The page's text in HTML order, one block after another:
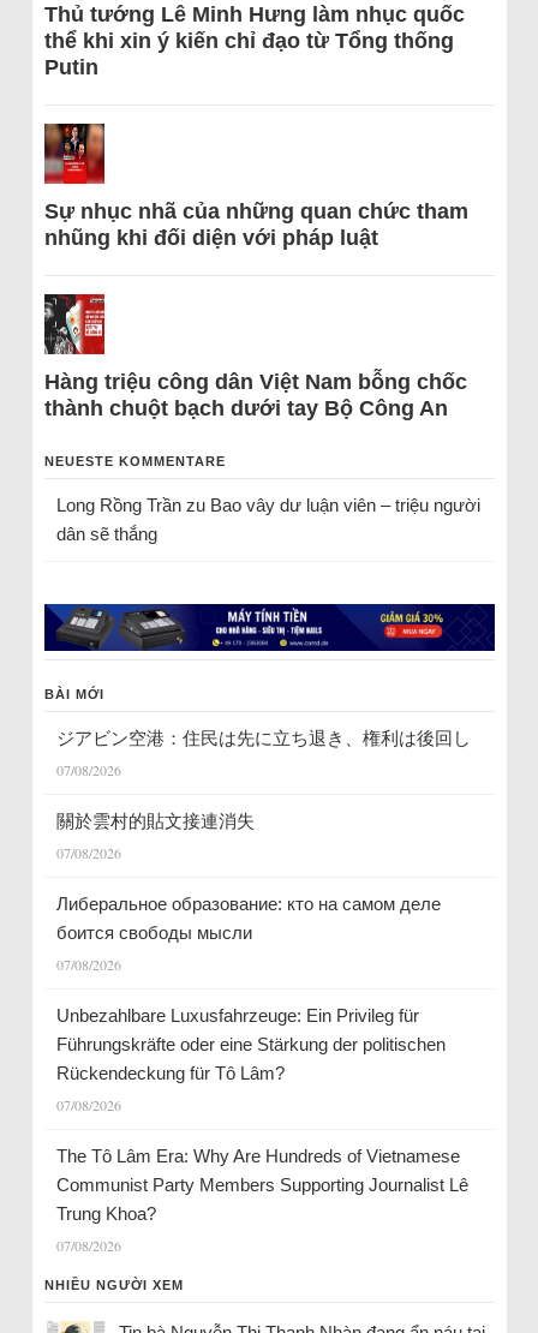
Thủ tướng Lê Minh Hưng làm nhục quốc
thể khi xin ý kiến chỉ đạo từ Tổng thống
Putin
Sự nhục nhã của những quan chức tham
nhũng khi đối diện với pháp luật
Hàng triệu công dân Việt Nam bỗng chốc
thành chuột bạch dưới tay Bộ Công An
NEUESTE KOMMENTARE
Long Rồng Trầnzu Bao vây dư luận viên – triệu người
dân sẽ thắng
BÀI MỚI
ジアビン空港：住民は先に立ち退き、権利は後回し
07/08/2026
關於雲村的貼文接連消失
07/08/2026
Либеральное образование: кто на самом деле
боится свободы мысли
07/08/2026
Unbezahlbare Luxusfahrzeuge: Ein Privileg für
Führungskräfte oder eine Stärkung der politischen
Rückendeckung für Tô Lâm?
07/08/2026
The Tô Lâm Era: Why Are Hundreds of Vietnamese
Communist Party Members Supporting Journalist Lê
Trung Khoa?
07/08/2026
NHIỀU NGƯỜI XEM